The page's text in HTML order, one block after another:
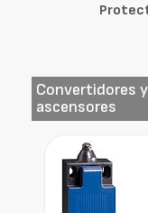
Convertidores
ascensores